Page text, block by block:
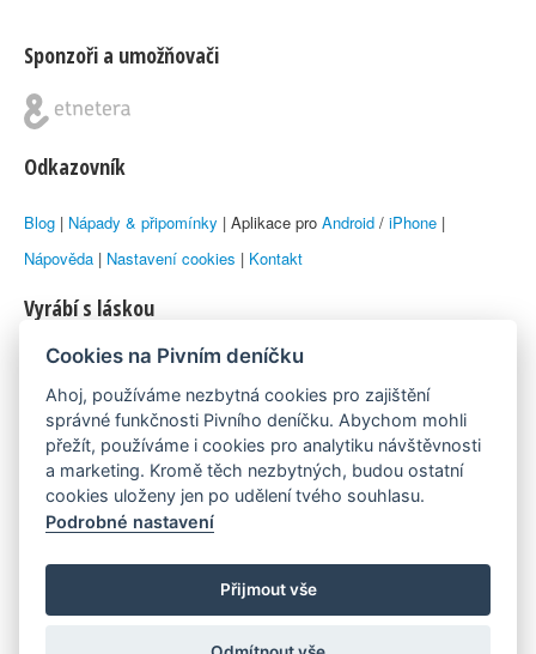
Sponzoři a umožňovači
Odkazovník
Blog | Nápady & připomínky | Aplikace pro Android / iPhone |
Nápověda | Nastavení cookies | Kontakt
Vyrábí s láskou
© 2010–2026 byLukáš Zemanaka Emka
Máme rádi
Pivní.info
Poznámka pod čarou
Pivní deníček je nezávislý zdroj, který není spjat s žádným
konkrétním pivovarem ani restaurací. Názory uživatelů nemusí nutně
Cookies na Pivním deníčku
Ahoj, používáme nezbytná cookies pro zajištění
správné funkčnosti Pivního deníčku. Abychom mohli
přežít, používáme i cookies pro analytiku návštěvnosti
a marketing. Kromě těch nezbytných, budou ostatní
cookies uloženy jen po udělení tvého souhlasu.
Podrobné nastavení
Přijmout vše